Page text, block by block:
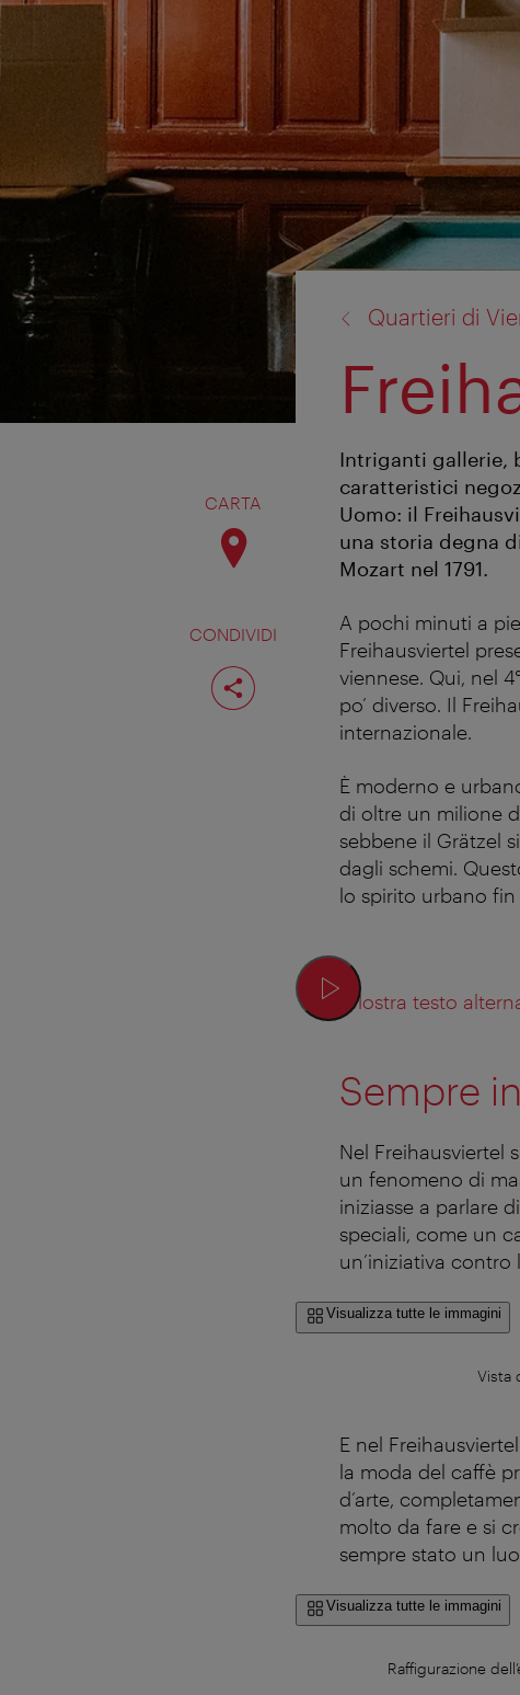
CARTA
CONDIVIDI
Condividi
pagina
Quartieri di
Intriganti gallerie,
caratteristici
Uomo: il
una storia degna
Mozart nel 1791.
A pochi minuti a
Freihausviertel
viennese. Qui, nel
po’ diverso. Il
internazionale.
È moderno e
di oltre un milione
sebbene il Grätzel
dagli schemi.
lo spirito urbano
Mostra testo
Sempre
Nel Freihausviertel
un fenomeno di
iniziasse a parlare
speciali, come un
un’iniziativa
Visualizza tutte le immagini
Vista
E nel
la moda del caffè
d’arte,
molto da fare e si
sempre stato un
Visualizza tutte le immagini
Raffigurazione